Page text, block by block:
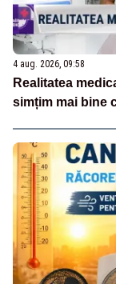
4 aug. 2026, 09:58
Realitatea
simțim mai bine